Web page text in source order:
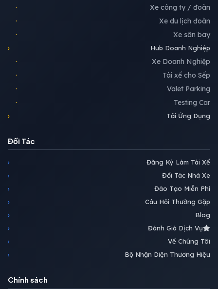
·
Xe công ty / đoàn
·
Xe du lịch đoàn
·
Xe sân bay
› Hub Doanh Nghiệp
·
Xe Doanh Nghiệp
·
Tài xế cho Sếp
·
Valet Parking
·
Testing Car
› Tải Ứng Dụng
Đối Tác
›
Đăng Ký Làm Tài Xế
›
Đối Tác Nhà Xe
›
Đào Tạo Miễn Phí
›
Câu Hỏi Thường Gặp
›
Blog
›
Đánh Giá Dịch Vụ
›
Về Chúng Tôi
›
Bộ Nhận Diện Thương Hiệu
Chính sách